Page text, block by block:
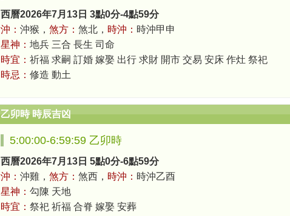
西曆2026年7月13日 3點0分-4點59分
沖： 沖猴， 煞方： 煞北， 時沖： 時沖甲申
星神： 地兵 三合 長生 司命
時宜： 祈福 求嗣 訂婚 嫁娶 出行 求財 開市 交易 安床 作灶 祭祀
時忌： 修造 動土
乙卯時 時辰吉凶
5:00:00-6:59:59 乙卯時
西曆2026年7月13日 5點0分-6點59分
沖： 沖雞， 煞方： 煞西， 時沖： 時沖乙酉
星神： 勾陳 天地
時宜： 祭祀 祈福 合脊 嫁娶 安葬